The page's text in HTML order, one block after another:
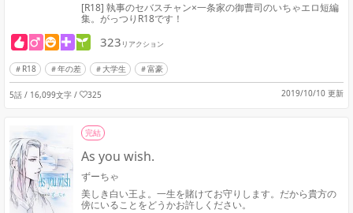
[R18] 執事のセバスチャン×一条家の御曹司のいちゃエロ短編
集。がっつりR18です！
323 リアクション
R18 年の差 大学生 富豪
5話 / 16,099文字 / 325 2019/10/10 更新
完結
As you wish.
ずーちゃ
美しき白い王よ。一生を賭けてお守りします。だから貴方の
傍にいることをどうかお許しください。